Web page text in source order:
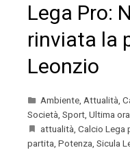
Lega Pro:
rinviata la
Leonzio
Ambiente, Attualità,
Società, Sport, Ultima ora
attualità, Calcio Lega
partita, Potenza, Sicula